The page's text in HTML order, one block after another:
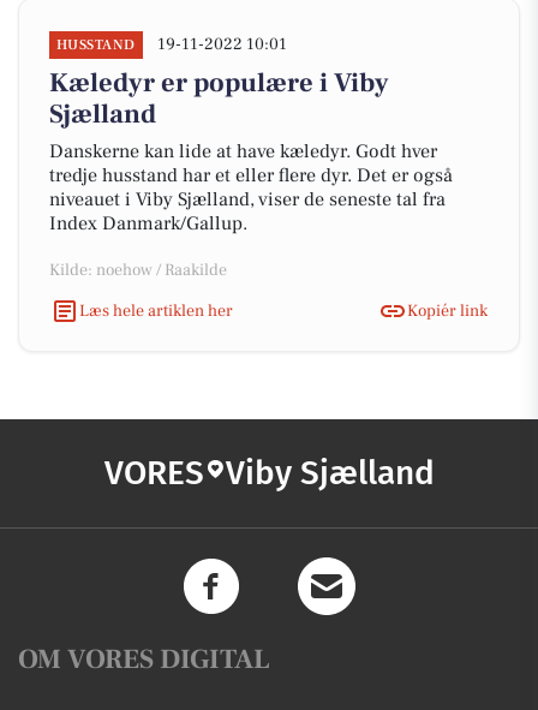
HUSSTAND 19-11-2022 10:01
Kæledyr er populære i Viby
Sjælland
Danskerne kan lide at have kæledyr. Godt hver
tredje husstand har et eller flere dyr. Det er også
niveauet i Viby Sjælland, viser de seneste tal fra
Index Danmark/Gallup.
Kilde: noehow / Raakilde
Læs hele artiklen her
Kopiér link
VORES Viby Sjælland
OM VORES DIGITAL